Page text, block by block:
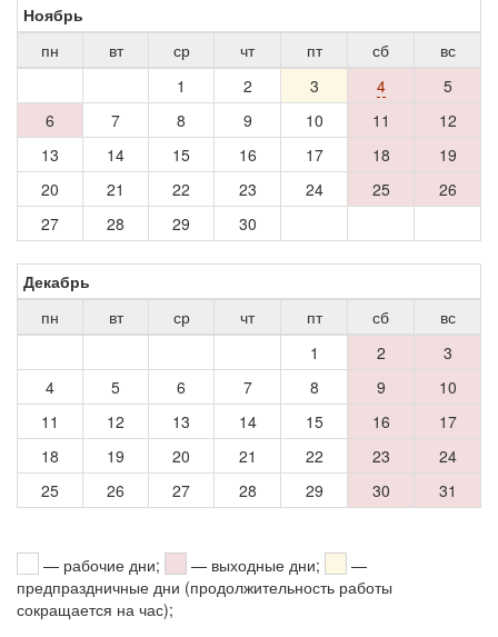
Ноябрь
пн
вт ср чт пт сб
вс
1
2 3 4
5
6
7 8 9 10 11
12
13
14 15 16 17 18
19
20
21 22 23 24 25
26
27
28 29 30
Декабрь
пн
вт ср чт пт сб
вс
1
2
3
4
5 6 7 8 9
10
11
12 13 14 15 16
17
18
19 20 21 22 23
24
25
26 27 28 29 30 31
— рабочие дни; — выходные дни;
—
предпраздничные дни (продолжительность работы
сокращается на час);